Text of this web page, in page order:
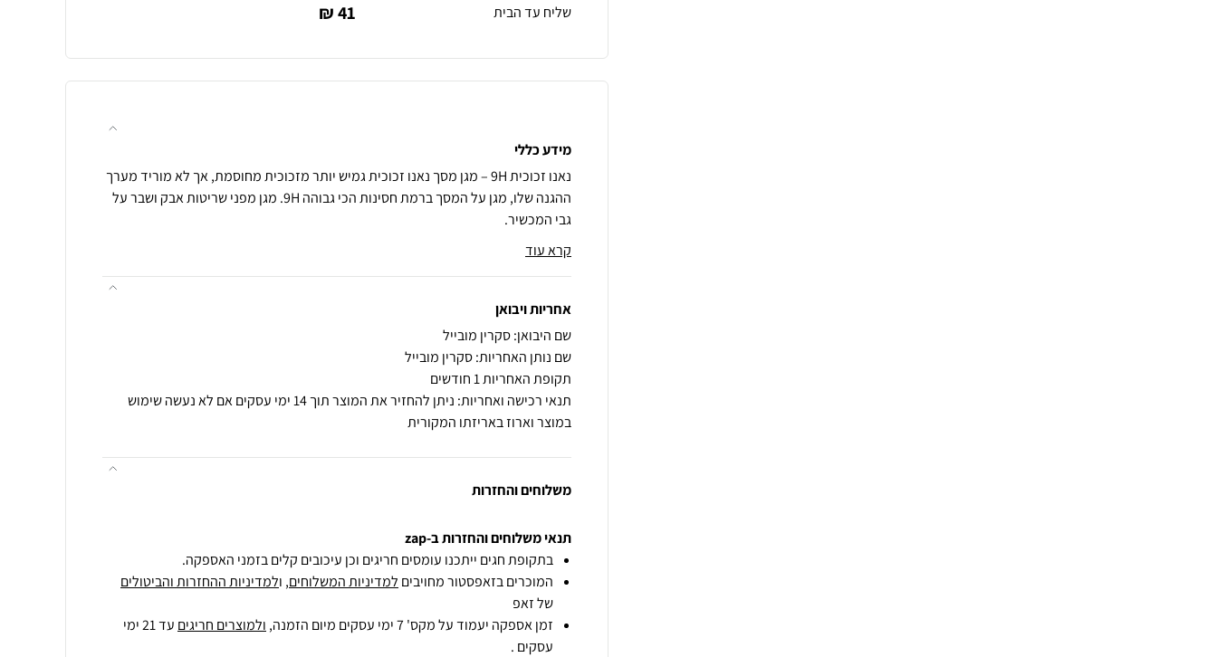
שליח עד הבית 41 ₪
מידע כללי
נאנו זכוכית 9H – מגן מסך נאנו זכוכית גמיש יותר מזכוכית מחוסמת, אך לא מוריד מערך
ההגנה שלו, מגן על המסך ברמת חסינות הכי גבוהה 9H. מגן מפני שריטות אבק ושבר על
גבי המכשיר.
קרא עוד
אחריות ויבואן
שם היבואן: סקרין מובייל
שם נותן האחריות: סקרין מובייל
תקופת האחריות 1 חודשים
תנאי רכישה ואחריות: ניתן להחזיר את המוצר תוך 14 ימי עסקים אם לא נעשה שימוש
במוצר וארוז באריזתו המקורית
משלוחים והחזרות
תנאי משלוחים והחזרות ב-zap
בתקופת חגים ייתכנו עומסים חריגים וכן עיכובים קלים בזמני האספקה.
המוכרים בזאפסטור מחויבים למדיניות המשלוחים, ולמדיניות ההחזרות והביטולים
של זאפ
זמן אספקה יעמוד על מקס' 7 ימי עסקים מיום הזמנה,
ולמוצרים חריגים
עד 21 ימי
עסקים .